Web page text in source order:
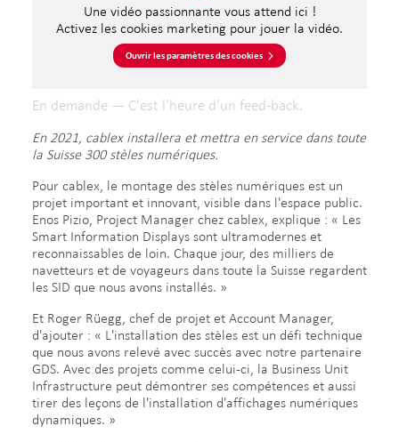
Une vidéo passionnante vous attend ici !
Activez les cookies marketing pour jouer la vidéo.
Ouvrir les paramètres des cookies
En demande — C'est l'heure d'un feed-back.
En 2021, cablex installera et mettra en service dans toute
la Suisse 300 stèles numériques.
Pour cablex, le montage des stèles numériques est un
projet important et innovant, visible dans l'espace public.
Enos Pizio, Project Manager chez cablex, explique : « Les
Smart Information Displays sont ultramodernes et
reconnaissables de loin. Chaque jour, des milliers de
navetteurs et de voyageurs dans toute la Suisse regardent
les SID que nous avons installés. »
Et Roger Rüegg, chef de projet et Account Manager,
d'ajouter : « L'installation des stèles est un défi technique
que nous avons relevé avec succès avec notre partenaire
GDS. Avec des projets comme celui-ci, la Business Unit
Infrastructure peut démontrer ses compétences et aussi
tirer des leçons de l'installation d'affichages numériques
dynamiques. »